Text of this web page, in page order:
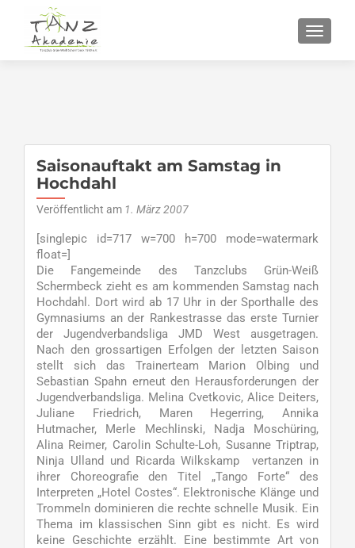
Saisonauftakt am Samstag in
Hochdahl
Veröffentlicht am 1. März 2007
[singlepic id=717 w=700 h=700 mode=watermark
float=]
Die Fangemeinde des Tanzclubs Grün-Weiß
Schermbeck zieht es am kommenden Samstag nach
Hochdahl. Dort wird ab 17 Uhr in der Sporthalle des
Gymnasiums an der Rankestrasse das erste Turnier
der Jugendverbandsliga JMD West ausgetragen.
Nach den grossartigen Erfolgen der letzten Saison
stellt sich das Trainerteam Marion Olbing und
Sebastian Spahn erneut den Herausforderungen der
Jugendverbandsliga. Melina Cvetkovic, Alice Deiters,
Juliane Friedrich, Maren Hegerring, Annika
Hutmacher, Merle Mechlinski, Nadja Moschüring,
Alina Reimer, Carolin Schulte-Loh, Susanne Triptrap,
Ninja Ulland und Ricarda Wilkskamp vertanzen in
ihrer Choreografie den Titel „Tango Forte“ des
Interpreten „Hotel Costes“. Elektronische Klänge und
Trommeln dominieren die rechte schnelle Musik. Ein
Thema im klassischen Sinn gibt es nicht. Es wird
keine Geschichte erzählt. Eine bestimmte Art von